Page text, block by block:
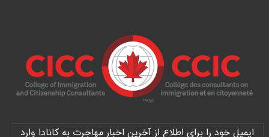
ایمیل خود را برای اطلاع از آخرین اخبار مهاجرت به کانادا وارد